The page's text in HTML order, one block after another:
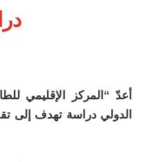
الدولي دراسة تهدف إلى